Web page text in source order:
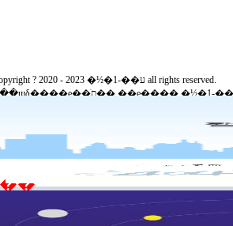
尊龙ag旗舰厅官网 copyright ? 2020 - 2023 �½�ע��-1 all rights reserved.